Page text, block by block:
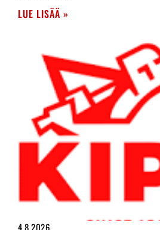
LUE LISÄÄ »
4.8.2026